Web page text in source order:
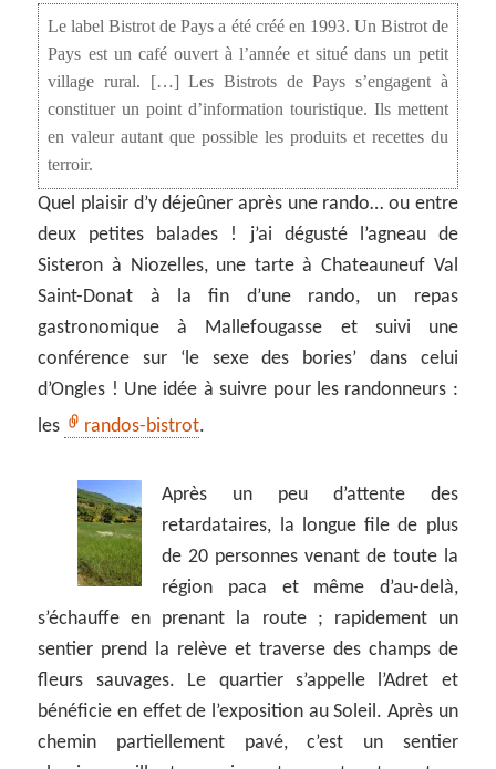
Le label Bistrot de Pays a été créé en 1993. Un Bistrot de
Pays est un café ouvert à l’année et situé dans un petit
village rural. […] Les Bistrots de Pays s’engagent à
constituer un point d’information touristique. Ils mettent
en valeur autant que possible les produits et recettes du
terroir.
Quel plaisir d’y déjeûner après une rando… ou entre
deux petites balades ! j’ai dégusté l’agneau de
Sisteron à Niozelles, une tarte à Chateauneuf Val
Saint-Donat à la fin d’une rando, un repas
gastronomique à Mallefougasse et suivi une
conférence sur ‘le sexe des bories’ dans celui
d’Ongles ! Une idée à suivre pour les randonneurs :
les
randos-bistrot.
Après un peu d’attente des
retardataires, la longue file de plus
de 20 personnes venant de toute la
région paca et même d’au-delà,
s’échauffe en prenant la route ; rapidement un
sentier prend la relève et traverse des champs de
fleurs sauvages. Le quartier s’appelle l’Adret et
bénéficie en effet de l’exposition au Soleil. Après un
chemin partiellement pavé, c’est un sentier